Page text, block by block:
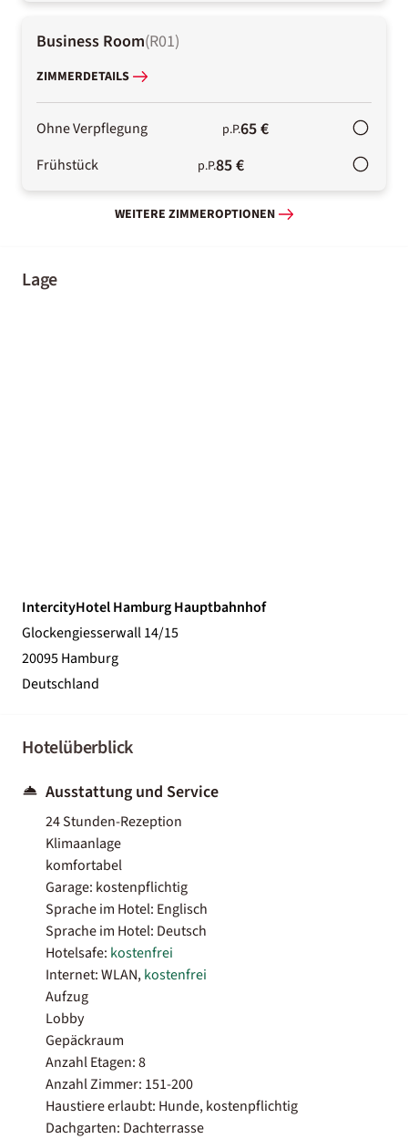
Business Room(R01)
ZIMMERDETAILS
Ohne Verpflegung p.P.65 €
Frühstück p.P.85 €
WEITERE ZIMMEROPTIONEN
Lage
IntercityHotel Hamburg Hauptbahnhof
Glockengiesserwall 14/15
20095 Hamburg
Deutschland
Hotelüberblick
Ausstattung und Service
24 Stunden-Rezeption
Klimaanlage
komfortabel
Garage: kostenpflichtig
Sprache im Hotel: Englisch
Sprache im Hotel: Deutsch
Hotelsafe: kostenfrei
Internet: WLAN,kostenfrei
Aufzug
Lobby
Gepäckraum
Anzahl Etagen: 8
Anzahl Zimmer: 151-200
Haustiere erlaubt: Hunde, kostenpflichtig
Dachgarten: Dachterrasse